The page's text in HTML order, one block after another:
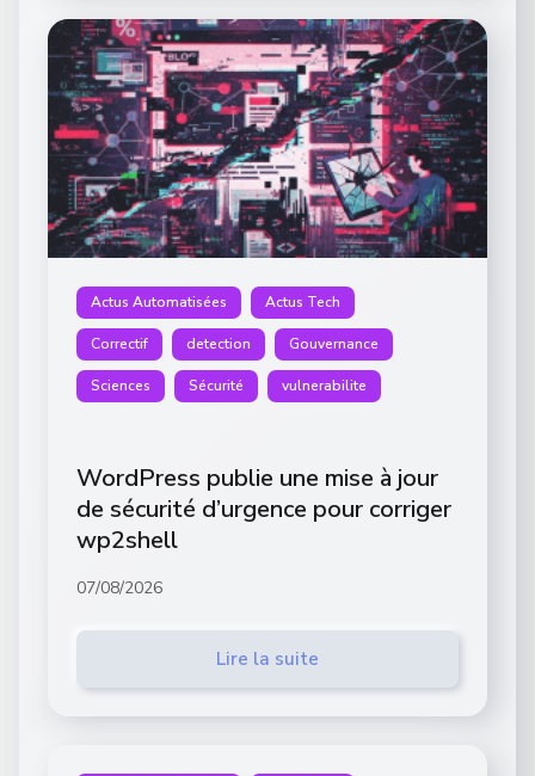
Actus Automatisées Actus Tech
Correctif detection Gouvernance
Sciences Sécurité vulnerabilite
WordPress publie une mise à jour
de sécurité d’urgence pour corriger
wp2shell
07/08/2026
Lire la suite